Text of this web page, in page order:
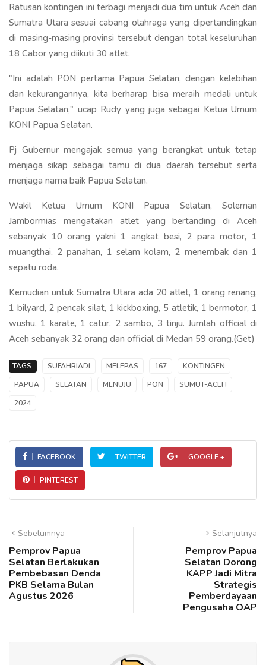
Ratusan kontingen ini terbagi menjadi dua tim untuk Aceh dan
Sumatra Utara sesuai cabang olahraga yang dipertandingkan
di masing-masing provinsi tersebut dengan total keseluruhan
18 Cabor yang diikuti 30 atlet.
"Ini adalah PON pertama Papua Selatan, dengan kelebihan
dan kekurangannya, kita berharap bisa meraih medali untuk
Papua Selatan," ucap Rudy yang juga sebagai Ketua Umum
KONI Papua Selatan.
Pj Gubernur mengajak semua yang berangkat untuk tetap
menjaga sikap sebagai tamu di dua daerah tersebut serta
menjaga nama baik Papua Selatan.
Wakil Ketua Umum KONI Papua Selatan, Soleman
Jambormias mengatakan atlet yang bertanding di Aceh
sebanyak 10 orang yakni 1 angkat besi, 2 para motor, 1
muangthai, 2 panahan, 1 selam kolam, 2 menembak dan 1
sepatu roda.
Kemudian untuk Sumatra Utara ada 20 atlet, 1 orang renang,
1 bilyard, 2 pencak silat, 1 kickboxing, 5 atletik, 1 bermotor, 1
wushu, 1 karate, 1 catur, 2 sambo, 3 tinju. Jumlah official di
Aceh sebanyak 32 orang dan official di Medan 59 orang.(Get)
TAGS: SUFAHRIADI MELEPAS 167
KONTINGEN
PAPUA
SELATAN MENUJU PON
SUMUT-ACEH
2024
FACEBOOK TWITTER GOOGLE +
PINTEREST
Sebelumnya
Pemprov Papua
Selatan Berlakukan
Pembebasan Denda
PKB Selama Bulan
Agustus 2026
Selanjutnya
Pemprov Papua
Selatan Dorong
KAPP Jadi Mitra
Strategis
Pemberdayaan
Pengusaha OAP